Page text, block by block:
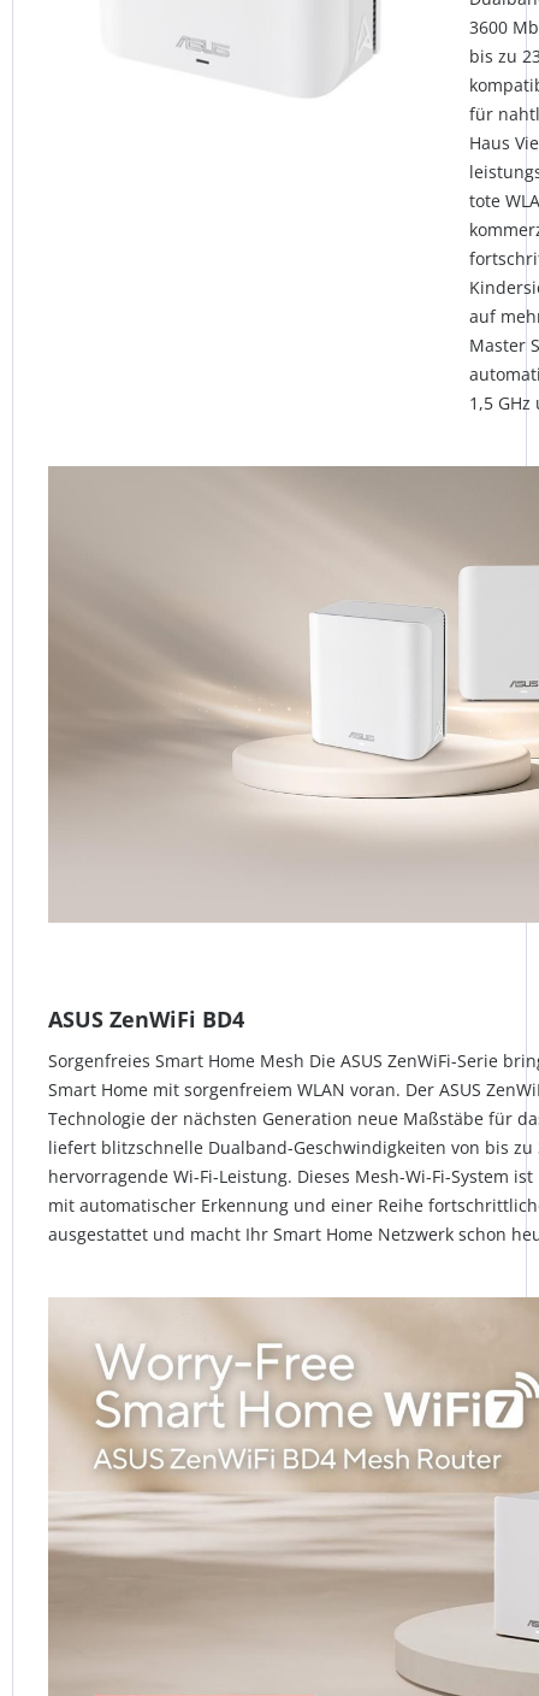
3600
bis zu
für
Haus
tote
auf
Master
1,5
ASUS ZenWiFi BD4
Sorgenfreies Smart Home Mesh Die ASUS ZenWiFi-Serie
Smart Home mit sorgenfreiem WLAN voran. Der ASUS
Technologie der nächsten Generation neue Maßstäbe für
liefert blitzschnelle Dualband-Geschwindigkeiten von bis
hervorragende Wi-Fi-Leistung. Dieses Mesh-Wi-Fi-System
mit automatischer Erkennung und einer Reihe
ausgestattet und macht Ihr Smart Home Netzwerk schon